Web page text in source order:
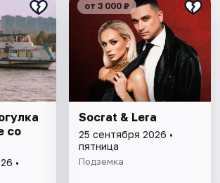
со
•
от 3 000 ₽
Socrat & Lera
25 сентября 2026 •
пятница
Подземка